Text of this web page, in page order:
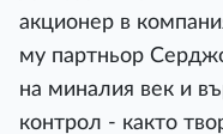
акционер в
му партньор
на миналия век и
контрол - както